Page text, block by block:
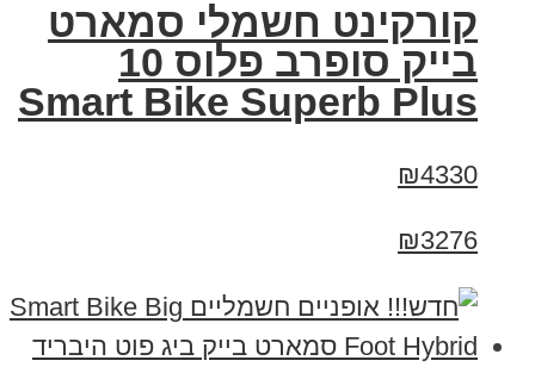
קורקינט חשמלי סמארט
בייק סופרב פלוס 10
Smart Bike Superb Plus
₪4330
₪3276